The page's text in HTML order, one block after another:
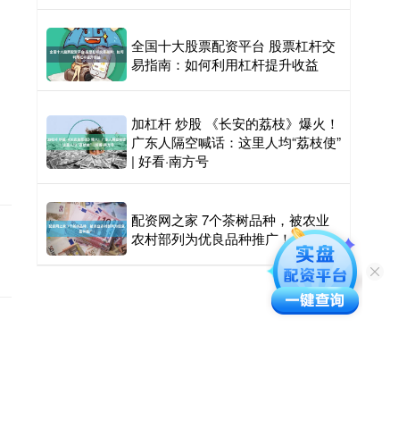
全国十大股票配资平台 股票杠杆交
易指南：如何利用杠杆提升收益
加杠杆 炒股 《长安的荔枝》爆火！
广东人隔空喊话：这里人均“荔枝使”
| 好看·南方号
配资网之家 7个茶树品种，被农业
农村部列为优良品种推广！